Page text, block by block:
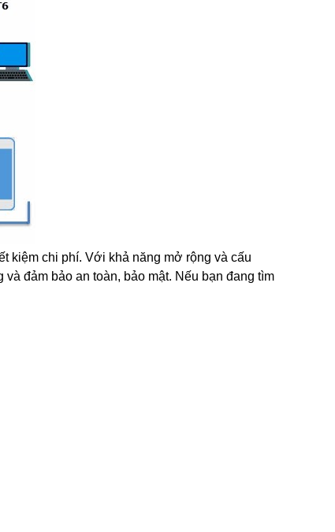
kiệm chi phí. Với khả năng mở rộng và cấu
đảm bảo an toàn, bảo mật. Nếu bạn đang tìm